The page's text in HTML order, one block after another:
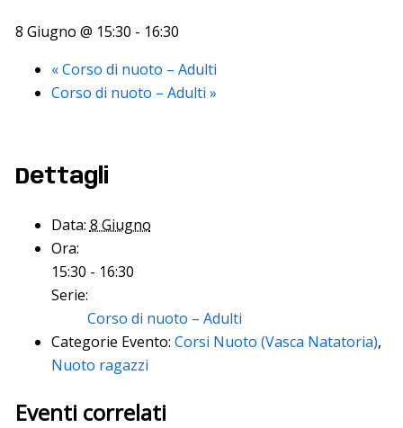
8 Giugno @ 15:30 - 16:30
«Corso di nuoto – Adulti
Corso di nuoto – Adulti »
Dettagli
Data: 8 Giugno
Ora:
15:30 - 16:30
Serie:
Corso di nuoto – Adulti
Categorie Evento: Corsi Nuoto (Vasca Natatoria),
Nuoto ragazzi
Eventi correlati